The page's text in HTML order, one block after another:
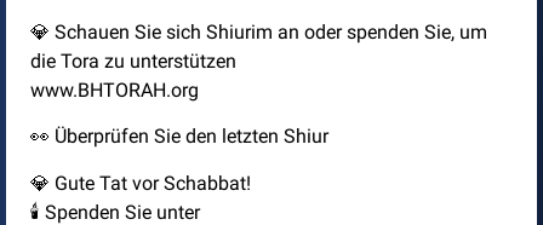
💎 Schauen Sie sich Shiurim an oder spenden Sie, um
die Tora zu unterstützen
www.BHTORAH.org
👀 Überprüfen Sie den letzten Shiur
💎 Gute Tat vor Schabbat!
🕯️ Spenden Sie unter